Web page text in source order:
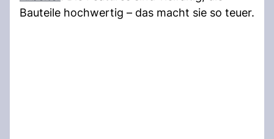
Bauteile hochwertig – das macht sie so teuer.